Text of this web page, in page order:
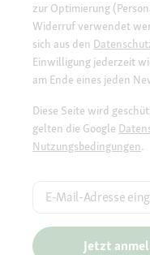
zur Optimierung
Widerruf verwendet
sich aus den
Einwilligung jederzeit
am Ende eines jeden
Diese Seite wird
gelten die Google
Nutzungsbedingungen.
E-Mail-Adresse
Jetzt